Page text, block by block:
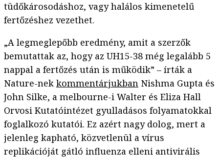
tüdőkárosodáshoz, vagy halálos kimenetelű
fertőzéshez vezethet.
„A legmeglepőbb eredmény, amit a szerzők
bemutattak az, hogy az UH15-38 még legalább 5
nappal a fertőzés után is működik” – írták a
Nature-nek kommentárjukban Nishma Gupta és
John Silke, a melbourne-i Walter és Eliza Hall
Orvosi Kutatóintézet gyulladásos folyamatokkal
foglalkozó kutatói. Ez azért nagy dolog, mert a
jelenleg kapható, közvetlenül a vírus
replikációját gátló influenza elleni antivirális